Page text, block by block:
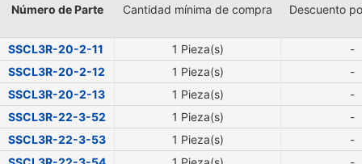
Número de Parte Cantidad mínima de compra Descuento
SSCL3R-20-2-11 1 Pieza(s)
-
SSCL3R-20-2-12
1 Pieza(s)
-
SSCL3R-20-2-13
1 Pieza(s)
-
SSCL3R-22-3-52
1 Pieza(s)
-
SSCL3R-22-3-53
1 Pieza(s)
-